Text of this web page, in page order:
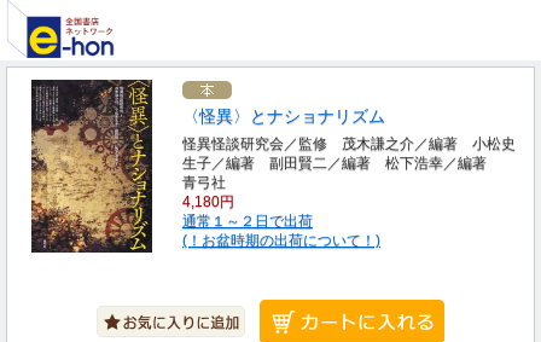
〈怪異〉とナショナリズム
怪異怪談研究会／監修 茂木謙之介／編著 小松史
生子／編著 副田賢二／編著 松下浩幸／編著
青弓社
4,180円
通常１～２日で出荷
(！お盆時期の出荷について！)